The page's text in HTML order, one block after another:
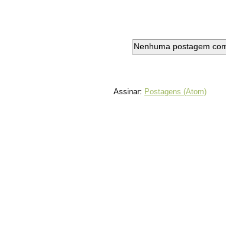
Nenhuma postagem
Assinar: Postagens (Atom)